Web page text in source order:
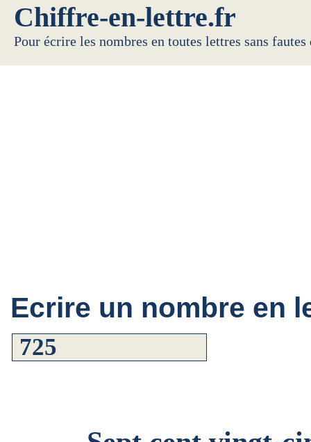
Chiffre-en-lettre.fr
Pour écrire les nombres en toutes lettres sans
Ecrire un nombre en